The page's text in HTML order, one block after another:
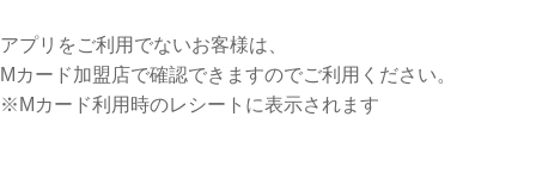
アプリをご利用でないお客様は、
Mカード加盟店で確認できますのでご利用ください。
※Mカード利用時のレシートに表示されます